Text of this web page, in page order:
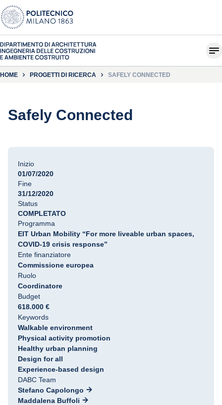
HOME PROGETTI DI RICERCA SAFELY CONNECTED
Safely Connected
Inizio
01/07/2020
Fine
31/12/2020
Status
COMPLETATO
Programma
EIT Urban Mobility “For more liveable urban spaces,
COVID-19 crisis response”
Ente finanziatore
Commissione europea
Ruolo
Coordinatore
Budget
618.000 €
Keywords
Walkable environment
Physical activity promotion
Healthy urban planning
Design for all
Experience-based design
DABC Team
Stefano Capolongo
Maddalena Buffoli